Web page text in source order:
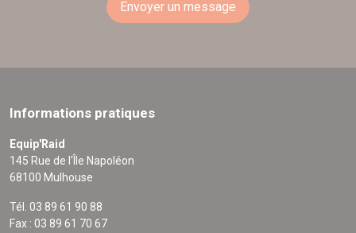
Envoyer un message
Informations pratiques
Equip'Raid
145 Rue de l'Île Napoléon
68100 Mulhouse
Tél. 03 89 61 90 88
Fax : 03 89 61 70 67